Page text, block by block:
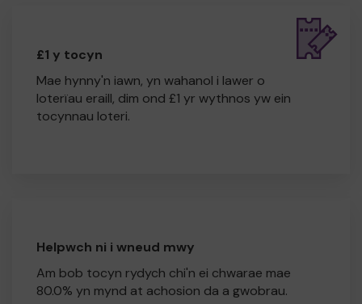
£1 y tocyn
Mae hynny'n iawn, yn wahanol i lawer o
loterïau eraill, dim ond £1 yr wythnos yw ein
tocynnau loteri.
Helpwch ni i wneud mwy
Am bob tocyn rydych chi'n ei chwarae mae
80.0% yn mynd at achosion da a gwobrau.